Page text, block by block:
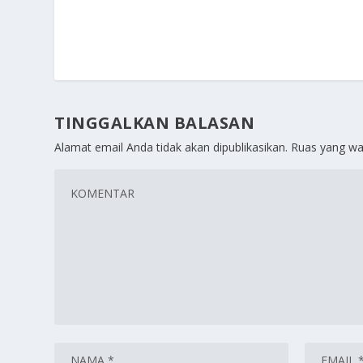
TINGGALKAN BALASAN
Alamat email Anda tidak akan dipublikasikan. Ruas yang